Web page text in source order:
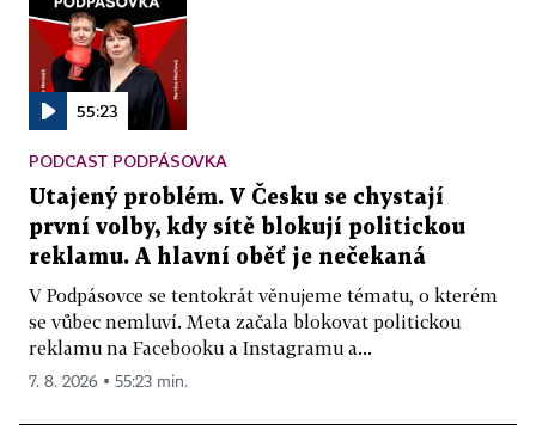
55:23
PODCAST PODPÁSOVKA
Utajený problém. V Česku se chystají
první volby, kdy sítě blokují politickou
reklamu. A hlavní oběť je nečekaná
V Podpásovce se tentokrát věnujeme tématu, o kterém
se vůbec nemluví. Meta začala blokovat politickou
reklamu na Facebooku a Instagramu a...
7. 8. 2026 ▪ 55:23 min.